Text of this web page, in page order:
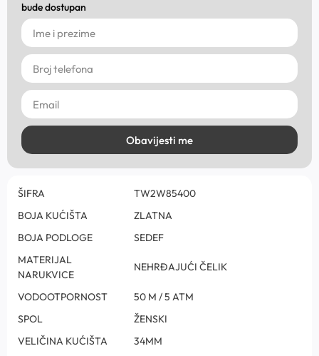
bude dostupan
Obavijesti me
ŠIFRA
TW2W85400
BOJA KUĆIŠTA
ZLATNA
BOJA PODLOGE
SEDEF
MATERIJAL
NARUKVICE
NEHRĐAJUĆI ČELIK
VODOOTPORNOST
50 M / 5 ATM
SPOL
ŽENSKI
VELIČINA KUĆIŠTA
34MM